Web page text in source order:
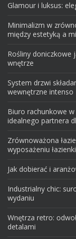
Glamour i luksus:
Minimalizm w
między estetyką a
Rośliny doniczkowe
wnętrze
System drzwi
wewnętrzne intenso
Biuro rachunkowe
idealnego partnera
Zrównoważona
wyposażeniu łazienki
Jak dobierać i
Industrialny chic:
wydaniu
Wnętrza retro:
detalami